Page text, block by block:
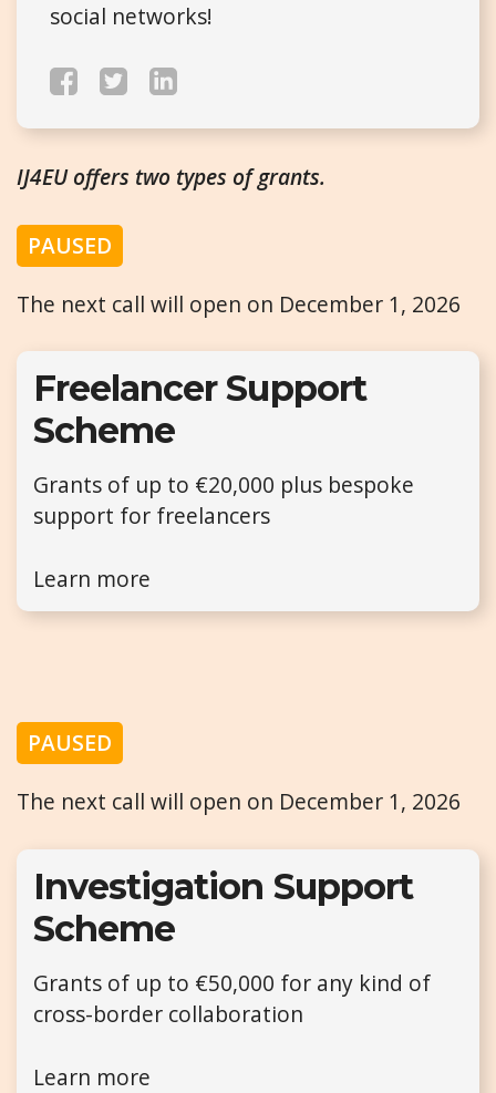
social networks!
IJ4EU offers two types of grants.
PAUSED
The next call will open on December 1, 2026
Freelancer Support
Scheme
Grants of up to €20,000 plus bespoke
support for freelancers
Learn more
PAUSED
The next call will open on December 1, 2026
Investigation Support
Scheme
Grants of up to €50,000 for any kind of
cross-border collaboration
Learn more